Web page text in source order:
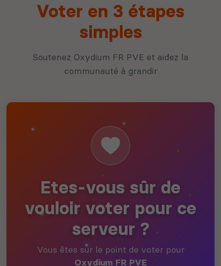
Voter en 3 étapes
simples
Soutenez Oxydium FR PVE et aidez la
communauté à grandir
Etes-vous sûr de
vouloir voter pour ce
serveur ?
Vous êtes sur le point de voter pour
Oxydium FR PVE